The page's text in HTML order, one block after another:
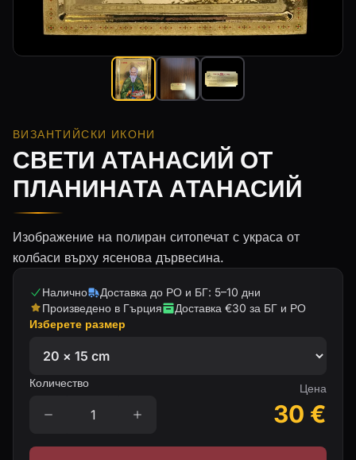
ВИЗАНТИЙСКИ ИКОНИ
СВЕТИ АТАНАСИЙ ОТ
ПЛАНИНАТА АТАНАСИЙ
Изображение на полиран ситопечат с украса от
колбаси върху ясенова дървесина.
Налично
Доставка до РО и БГ: 5–10 дни
Произведено в Гърция
Доставка €30 за БГ и РО
Изберете размер
Количество Цена
30 €